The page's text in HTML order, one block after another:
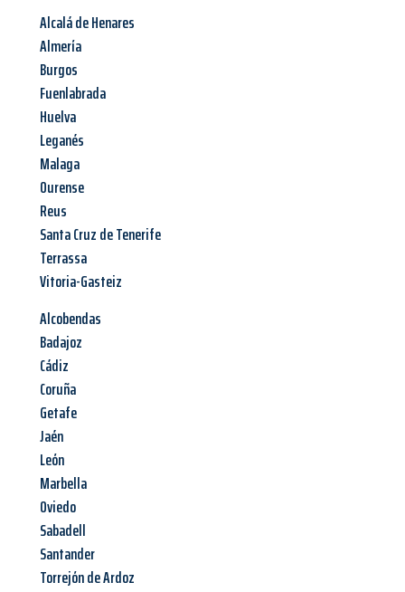
Alcalá de Henares
Almería
Burgos
Fuenlabrada
Huelva
Leganés
Malaga
Ourense
Reus
Santa Cruz de Tenerife
Terrassa
Vitoria-Gasteiz
Alcobendas
Badajoz
Cádiz
Coruña
Getafe
Jaén
León
Marbella
Oviedo
Sabadell
Santander
Torrejón de Ardoz